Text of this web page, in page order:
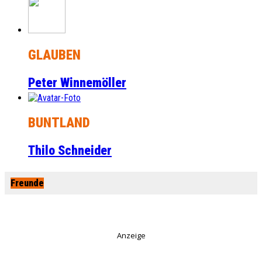
GLAUBEN
Peter Winnemöller
BUNTLAND
Thilo Schneider
Freunde
Anzeige